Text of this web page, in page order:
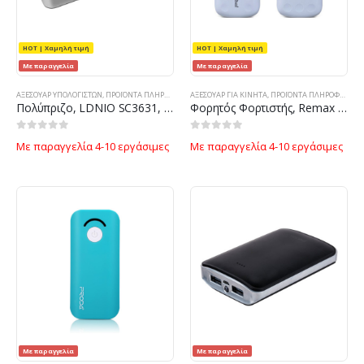
HOT | Χαμηλή τιμή
Με παραγγελία
ΑΞΕΣΟΥΆΡ ΥΠΟΛΟΓΙΣΤΏΝ, ΠΡΟΪΌΝΤΑ ΠΛΗΡΟΦΟΡΙΚΉΣ - ΚΙΝΗΤΉΣ ΤΗΛΕΦΩΝΊΑΣ - ΗΛΕΚΤΡΟΝΙΚΆ
Πολύπριζο, LDNIO SC3631, 3 υποδοχές, 6 φόρτισης USB θύρες, 3.4A, 1,6m, Μαύρο – 14365
Με παραγγελία 4-10 εργάσιμες
HOT | Χαμηλή τιμή
Με παραγγελία
ΑΞΕΣΟΥΑΡ ΓΙΑ ΚΙΝΗΤΑ, ΠΡΟΪΌΝΤΑ ΠΛΗΡΟΦΟΡΙΚΉΣ - ΚΙΝΗΤΉΣ ΤΗΛΕΦΩΝΊΑΣ - ΗΛΕΚΤΡΟΝΙΚΆ
Φορητός Φορτιστής, Remax Lovely, 5000mAh, Μαύρος – 87024
Με παραγγελία 4-10 εργάσιμες
Με παραγγελία Με παραγγελία